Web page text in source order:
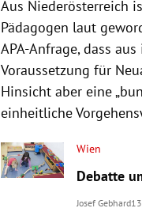
Aus Niederösterreich
Pädagogen laut
APA-Anfrage, dass
Voraussetzung für
Hinsicht aber eine
einheitliche
Wien
Debatte
Josef Gebhard